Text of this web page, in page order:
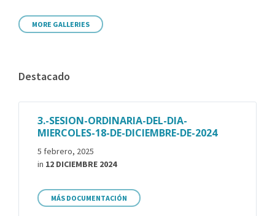
MORE GALLERIES
Destacado
3.-SESION-ORDINARIA-DEL-DIA-
MIERCOLES-18-DE-DICIEMBRE-DE-2024
5 febrero, 2025
in 12 DICIEMBRE 2024
MÁS DOCUMENTACIÓN